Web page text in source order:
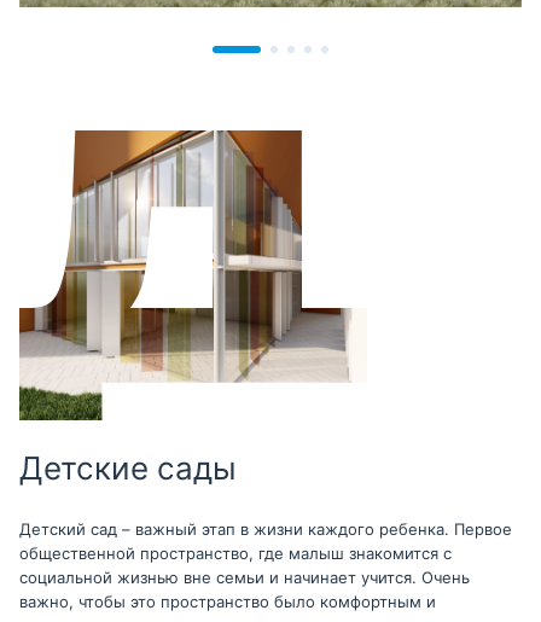
Детские сады
Детский сад – важный этап в жизни каждого ребенка. Первое
общественной пространство, где малыш знакомится с
социальной жизнью вне семьи и начинает учится. Очень
важно, чтобы это пространство было комфортным и